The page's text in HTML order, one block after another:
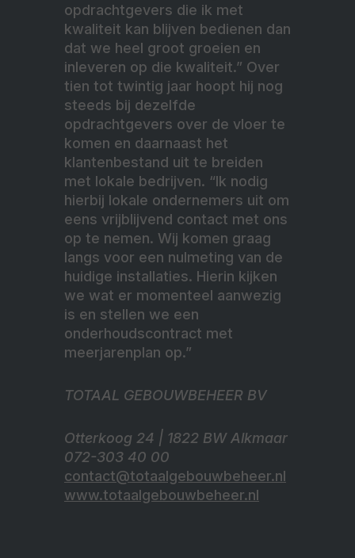
opdrachtgevers die ik met
kwaliteit kan blijven bedienen dan
dat we heel groot groeien en
inleveren op die kwaliteit.” Over
tien tot twintig jaar hoopt hij nog
steeds bij dezelfde
opdrachtgevers over de vloer te
komen en daarnaast het
klantenbestand uit te breiden
met lokale bedrijven. “Ik nodig
hierbij lokale ondernemers uit om
eens vrijblijvend contact met ons
op te nemen. Wij komen graag
langs voor een nulmeting van de
huidige installaties. Hierin kijken
we wat er momenteel aanwezig
is en stellen we een
onderhoudscontract met
meerjarenplan op.”
TOTAAL GEBOUWBEHEER BV
Otterkoog 24 | 1822 BW Alkmaar
072-303 40 00
contact@totaalgebouwbeheer.nl
www.totaalgebouwbeheer.nl